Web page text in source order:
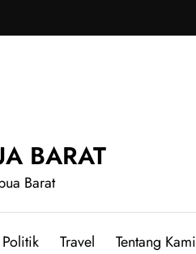
BARAT
Barat
Politik Travel Tentang Kami